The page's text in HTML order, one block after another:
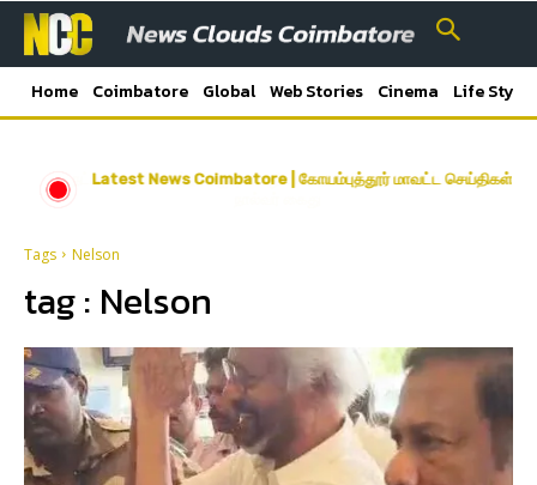
Home Coimbatore Global Web Stories Cinema Life Style
நட்பாக பழகி கடத்தல்; ஐ.டி. ஊழியரை தாக்கி நகை, பணம் பறித்த
Latest News Coimbatore | கோயம்புத்தூர் மாவட்ட செய்திகள்
Tags Nelson
tag : Nelson